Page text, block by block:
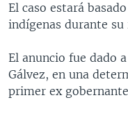
ENTRETENIMIENTO
El caso estará
indígenas durante su
El anuncio fue dado
Gálvez, en una
primer ex